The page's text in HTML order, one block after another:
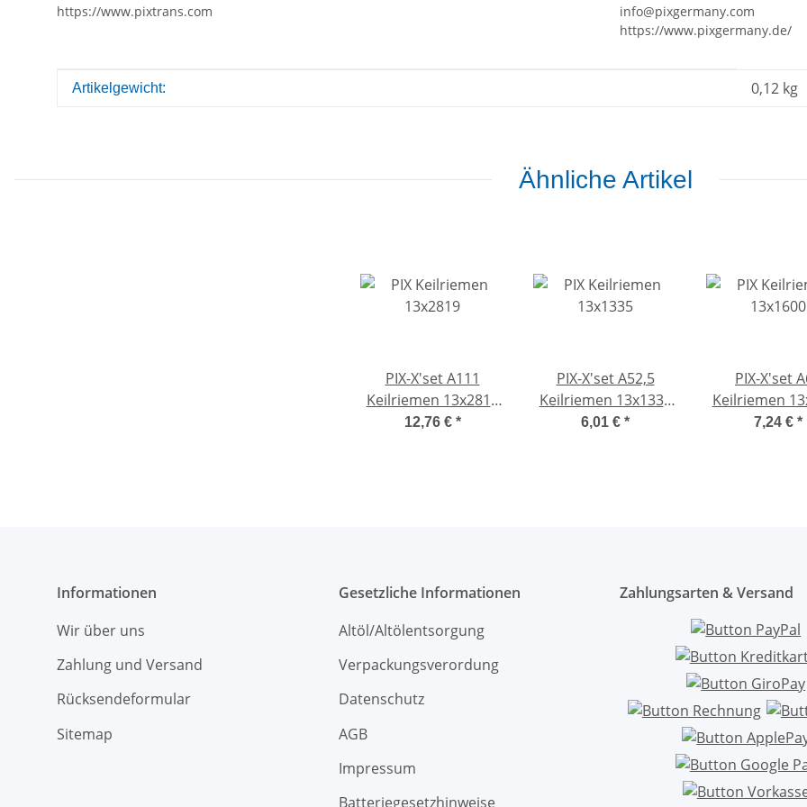
https://www.pixtrans.com
info@pixgermany.com
https://www.pixgermany.de/
Produkteigenschaft
Wert
Artikelgewicht: 0,12 kg
Ähnliche Artikel
PIX-X'set A111
Keilriemen 13x2819
Li
12,76 € *
PIX-X'set A52,5
Keilriemen 13x1335
Li
6,01 € *
PIX-X'set
Keilriemen
Li
7,24 € *
Informationen
Wir über uns
Zahlung und Versand
Rücksendeformular
Sitemap
Gesetzliche Informationen
Altöl/Altölentsorgung
Verpackungsverordung
Datenschutz
AGB
Impressum
Batteriegesetzhinweise
Zahlungsarten & Versand